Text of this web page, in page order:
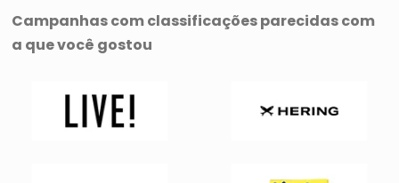
Campanhas com classificações parecidas com
a que você gostou